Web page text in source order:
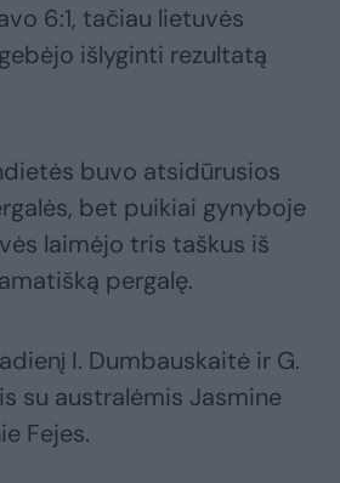
6:1, tačiau lietuvės
išlyginti rezultatą
buvo atsidūrusios
bet puikiai gynyboje
laimėjo tris taškus iš
pergalę.
I. Dumbauskaitė ir G.
su australėmis Jasmine
Fejes.